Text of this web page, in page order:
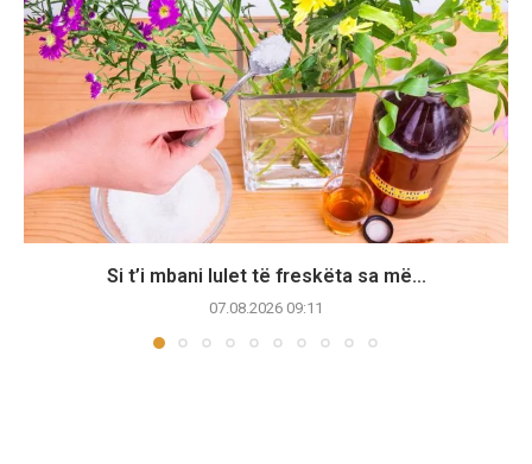
Si t’i mbani lulet të freskëta sa më...
07.08.2026 09:11